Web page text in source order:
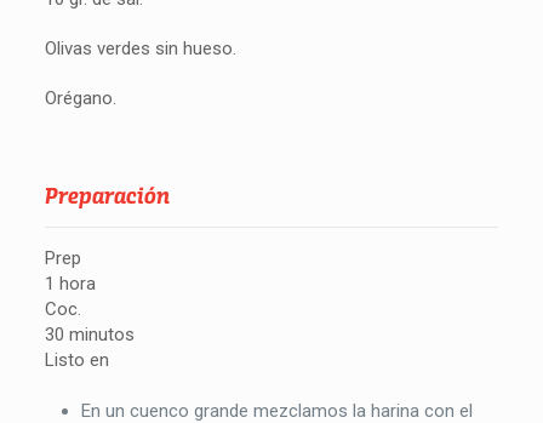
Olivas verdes sin hueso.
Orégano.
Preparación
Prep
1 hora
Coc.
30 minutos
Listo en
En un cuenco grande mezclamos la harina con el